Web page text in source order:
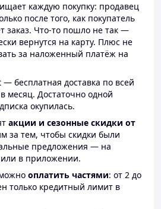
каждую покупку: продавец
после того, как покупатель
заказ. Что-то пошло не так —
вернутся на карту. Плюс не
за наложенный платёж на
бесплатная доставка по всей
месяц. Достаточно одной
окупилась.
акции и сезонные скидки от
за тем, чтобы скидки были
предложения — на
в приложении.
оплатить частями: от 2 до
только кредитный лимит в